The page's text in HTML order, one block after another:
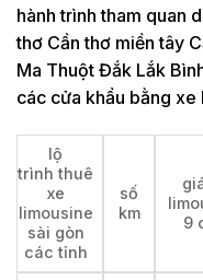
hành trình tham quan
thơ Cần thơ miền tây
Ma Thuột Đắk Lắk
các cửa khẩu bằng xe
lộ
trình thuê
xe
limousine
sài gòn
các tỉnh
số
km
9